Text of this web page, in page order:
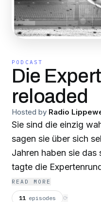
PODCAST
Die
reloaded
Hosted by Radio
Sie sind die einzig
sagen sie über sich
Jahren haben sie
tagte die
der Lippewelle. Jetzt
Christian Fecke,
READ MORE
11 episodes ⟳